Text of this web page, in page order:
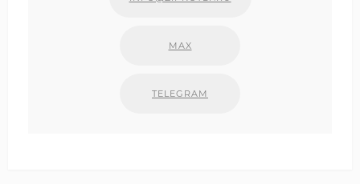
MAX
TELEGRAM